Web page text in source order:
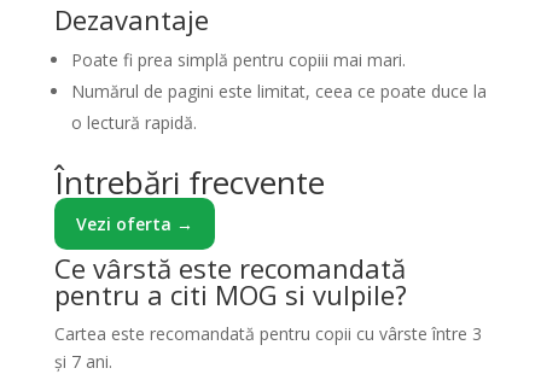
Dezavantaje
Poate fi prea simplă pentru copiii mai mari.
Numărul de pagini este limitat, ceea ce poate duce la
o lectură rapidă.
Întrebări frecvente
Vezi oferta →
Ce vârstă este recomandată
pentru a citi MOG si vulpile?
Cartea este recomandată pentru copii cu vârste între 3
și 7 ani.